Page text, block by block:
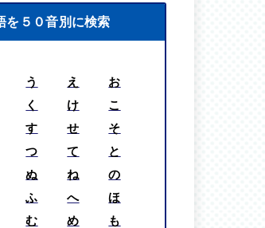
を５０音別に検索
う え
お
く け
こ
す せ
そ
つ て
と
ぬ ね
の
ふ へ
ほ
む め
も